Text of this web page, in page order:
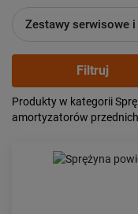
Zestawy serwisowe
Popularność:
Cena:
Produkty w kategorii
amortyzatorów przednich